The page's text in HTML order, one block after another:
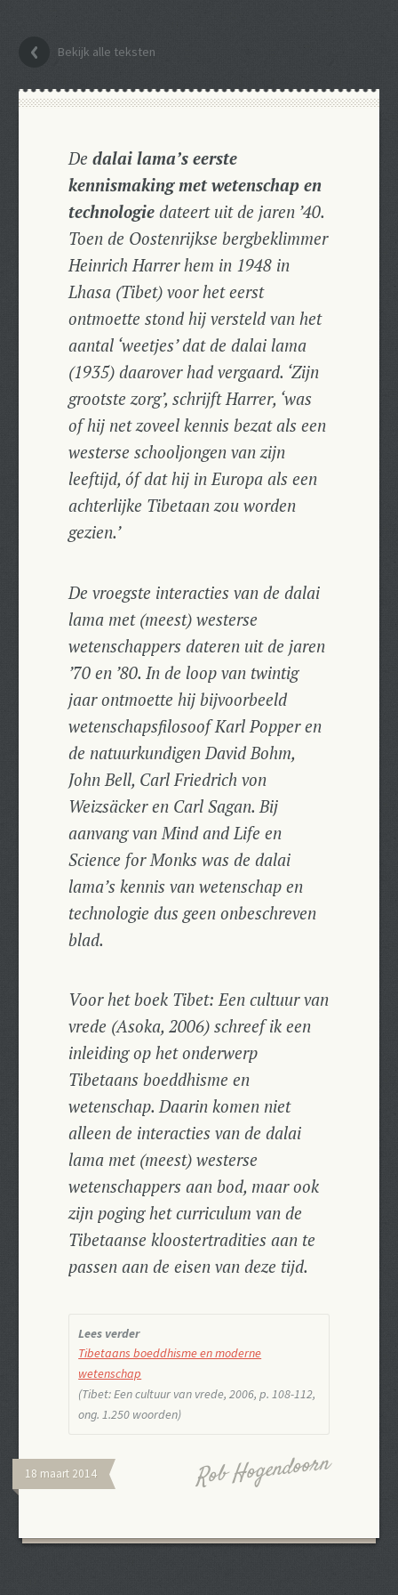
Bekijk alle teksten
De dalai lama’s eerste
kennismaking met wetenschap en
technologiedateert uit de jaren ’40.
Toen de Oostenrijkse bergbeklimmer
Heinrich Harrer hem in 1948 in
Lhasa (Tibet) voor het eerst
ontmoette stond hij versteld van het
aantal ‘weetjes’ dat de dalai lama
(1935) daarover had vergaard. ‘Zijn
grootste zorg’, schrijft Harrer, ‘was
of hij net zoveel kennis bezat als een
westerse schooljongen van zijn
leeftijd, óf dat hij in Europa als een
achterlijke Tibetaan zou worden
gezien.’
De vroegste interacties van de dalai
lama met (meest) westerse
wetenschappers dateren uit de jaren
’70 en ’80. In de loop van twintig
jaar ontmoette hij bijvoorbeeld
wetenschapsfilosoof Karl Popper en
de natuurkundigen David Bohm,
John Bell, Carl Friedrich von
Weizsäcker en Carl Sagan. Bij
aanvang van Mind and Life en
Science for Monks was de dalai
lama’s kennis van wetenschap en
technologie dus geen onbeschreven
blad.
Voor het boek Tibet: Een cultuur van
vrede (Asoka, 2006) schreef ik een
inleiding op het onderwerp
Tibetaans boeddhisme en
wetenschap. Daarin komen niet
alleen de interacties van de dalai
lama met (meest) westerse
wetenschappers aan bod, maar ook
zijn poging het curriculum van de
Tibetaanse kloostertradities aan te
passen aan de eisen van deze tijd.
Lees verder
Tibetaans boeddhisme en moderne
wetenschap
(Tibet: Een cultuur van vrede, 2006, p. 108-112,
ong. 1.250 woorden)
18 maart 2014 Rob Hogendoorn